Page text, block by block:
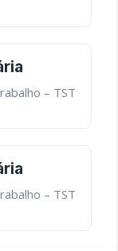
– TST
– TST